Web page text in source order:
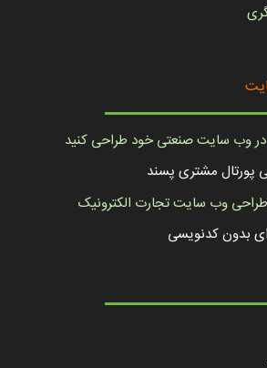
پورتال مشتری پسند
طراحی وب سایت تجارت الکترونیک
بدون کدنویسی